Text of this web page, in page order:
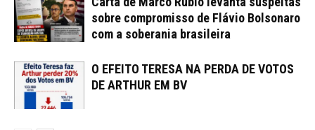
sobre compromisso de Flávio Bolsonaro
com a soberania brasileira
O EFEITO TERESA NA PERDA DE VOTOS
DE ARTHUR EM BV